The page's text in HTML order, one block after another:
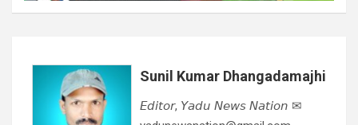
Sunil Kumar Dhangadamajhi
𝘌𝘥𝘪𝘵𝘰𝘳, 𝘠𝘢𝘥𝘶 𝘕𝘦𝘸𝘴 𝘕𝘢𝘵𝘪𝘰𝘯 ✉